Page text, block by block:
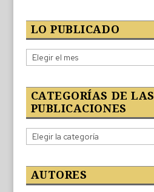
LO PUBLICADO
Lo
publicado
CATEGORÍAS DE LAS
PUBLICACIONES
Categorías
de
publicaciones
AUTORES